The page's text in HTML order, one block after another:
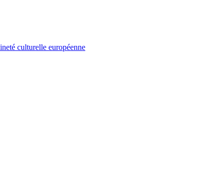
culturelle européenne